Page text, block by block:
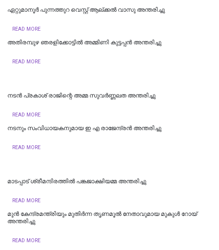
ഏറ്റുമാനൂര്‍ പുന്നത്തുറ വെസ്റ്റ് ആല്ക്കല്‍ വാസു അന്തരിച്ചു
READ MORE
അതിരമ്പുഴ ഞരളിക്കോട്ടിൽ അമ്മിണി കുട്ടപ്പന്‍ അന്തരിച്ചു
READ MORE
നടൻ പ്രകാശ് രാജിന്റെ അമ്മ സുവർണ്ണലത അന്തരിച്ചു
READ MORE
നടനും സംവിധായകനുമായ ഇ എ രാജേന്ദ്രന്‍ അന്തരിച്ചു
READ MORE
മാടപ്പാട് ശ്രീമന്ദിരത്തിൽ പങ്കജാക്ഷിയമ്മ അന്തരിച്ചു
READ MORE
മുൻ കേന്ദ്രമന്ത്രിയും മുതിർന്ന തൃണമൂൽ നേതാവുമായ മുകുൾ റോയ്
അന്തരിച്ചു
READ MORE